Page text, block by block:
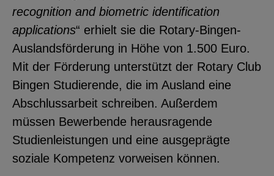
recognition and biometric identification
applications“ erhielt sie die Rotary-Bingen-
Auslandsförderung in Höhe von 1.500 Euro.
Mit der Förderung unterstützt der Rotary Club
Bingen Studierende, die im Ausland eine
Abschlussarbeit schreiben. Außerdem
müssen Bewerbende herausragende
Studienleistungen und eine ausgeprägte
soziale Kompetenz vorweisen können.
notwendig).
EXTERNE MEDIEN
Seitenspezifische Erfassung von
Benutzerdaten durch
Drittanbieter, bspw. über das
Einbinden externer Videos,